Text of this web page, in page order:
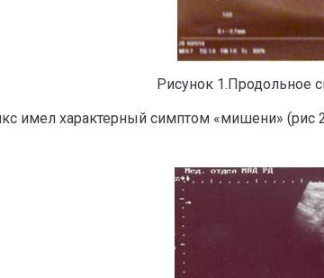
Рисунок 1.Продольное
имел характерный симптом «мишени» (рис